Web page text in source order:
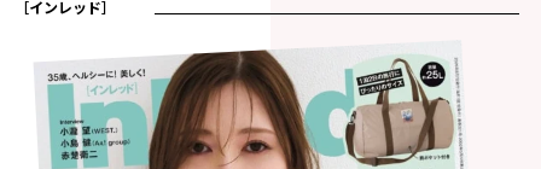
［インレッド］